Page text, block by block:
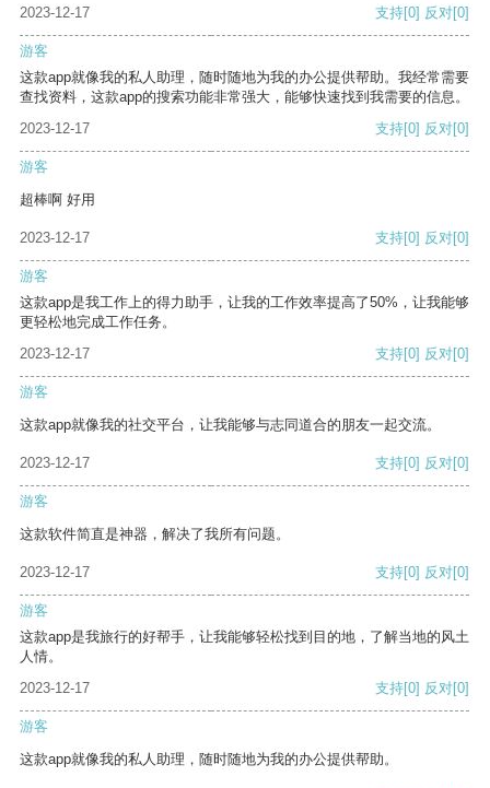
2023-12-17 支持[0] 反对[0]
游客
这款app就像我的私人助理，随时随地为我的办公提供帮助。我经常需要
查找资料，这款app的搜索功能非常强大，能够快速找到我需要的信息。
2023-12-17
支持[0] 反对[0]
游客
超棒啊 好用
2023-12-17 支持[0] 反对[0]
游客
这款app是我工作上的得力助手，让我的工作效率提高了50%，让我能够
更轻松地完成工作任务。
2023-12-17
支持[0] 反对[0]
游客
这款app就像我的社交平台，让我能够与志同道合的朋友一起交流。
2023-12-17 支持[0] 反对[0]
游客
这款软件简直是神器，解决了我所有问题。
2023-12-17 支持[0] 反对[0]
游客
这款app是我旅行的好帮手，让我能够轻松找到目的地，了解当地的风土
人情。
2023-12-17
支持[0] 反对[0]
游客
这款app就像我的私人助理，随时随地为我的办公提供帮助。